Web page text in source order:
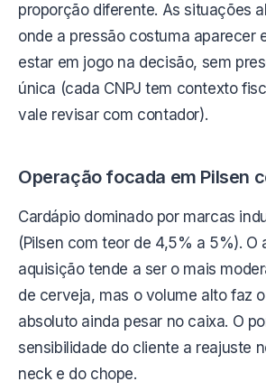
proporção diferente. As situações
onde a pressão costuma aparecer
estar em jogo na decisão, sem
única (cada CNPJ tem contexto
vale revisar com contador).
Operação focada em Pilsen
Cardápio dominado por marcas
(Pilsen com teor de 4,5% a 5%). O
aquisição tende a ser o mais
de cerveja, mas o volume alto faz
absoluto ainda pesar no caixa. O
sensibilidade do cliente a reajuste
neck e do chope.